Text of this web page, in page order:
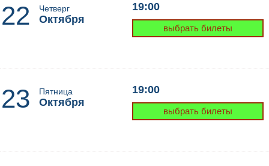
22 Четверг
Октября
19:00
выбрать билеты
23 Пятница
Октября
19:00
выбрать билеты